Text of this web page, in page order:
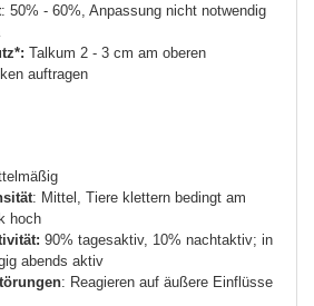
: 50% - 60%, Anpassung nicht notwendig
Talkum 2 - 3 cm am oberen
auftragen
: Mittel, Tiere klettern bedingt am
hoch
90% tagesaktiv, 10% nachtaktiv; in
abends aktiv
: Reagieren auf äußere Einflüsse